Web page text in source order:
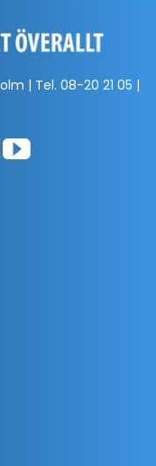
| Tel. 08-20 21 05 |